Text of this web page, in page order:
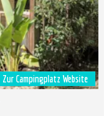
Zur Campingplatz Website